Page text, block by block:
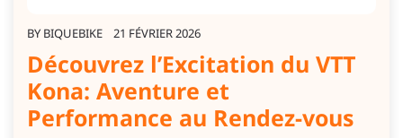
BY BIQUEBIKE 21 FÉVRIER 2026
Découvrez l’Excitation du VTT
Kona: Aventure et
Performance au Rendez-vous